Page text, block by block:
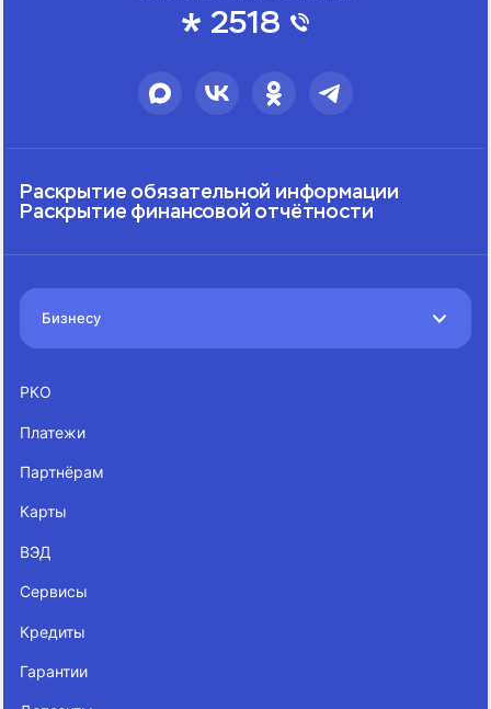
2518
Раскрытие обязательной информации
Раскрытие финансовой отчётности
Бизнесу
РКО
Платежи
Партнёрам
Карты
ВЭД
Сервисы
Кредиты
Гарантии